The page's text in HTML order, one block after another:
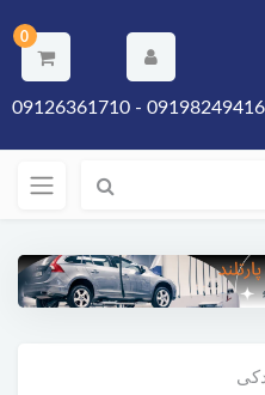
0
09198249416 - 09126361710